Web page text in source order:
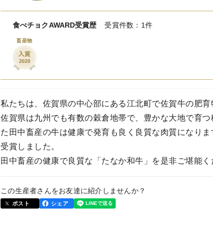
食べチョクAWARD受賞歴 受賞件数：1件
畜産物
私たちは、佐賀県の中心部にある江北町で佐賀牛の肥育
佐賀県は九州でも有数の穀倉地帯で、豊かな大地で育
た田中畜産の牛は健康で発育も良く良質な肉質になり
受賞しました。
田中畜産の健康で良質な「たなか和牛」を是非ご堪能く
この生産者さんをお友達に紹介しませんか？
ポスト シェア